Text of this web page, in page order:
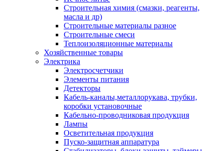
Строительная химия (смазки, реагенты,
масла и др)
Строительные материалы разное
Строительные смеси
Теплоизоляционные материалы
Хозяйственные товары
Электрика
Электросчетчики
Элементы питания
Детекторы
Кабель-каналы,металлорукава, трубки,
коробки установочные
Кабельно-проводниковая продукция
Лампы
Осветительная продукция
Пуско-защитная аппаратура